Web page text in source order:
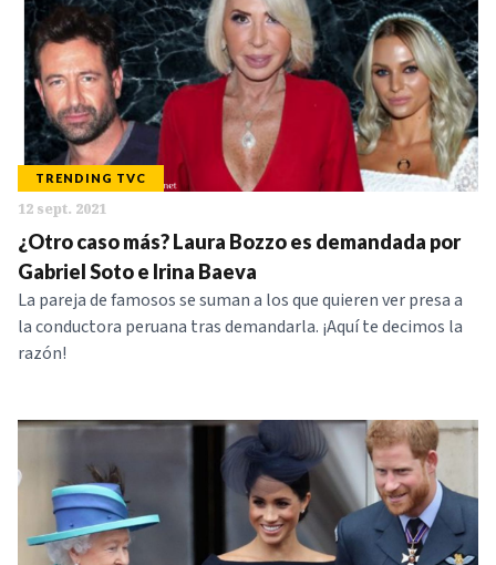
TRENDING TVC
12 sept. 2021
¿Otro caso más? Laura Bozzo es demandada por
Gabriel Soto e Irina Baeva
La pareja de famosos se suman a los que quieren ver presa a
la conductora peruana tras demandarla. ¡Aquí te decimos la
razón!